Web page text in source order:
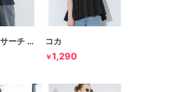
アーバンリサーチ ドアーズ コカ
￥1,290